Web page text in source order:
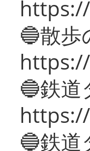
🔵散歩
🔵鉄道
🔵鉄道